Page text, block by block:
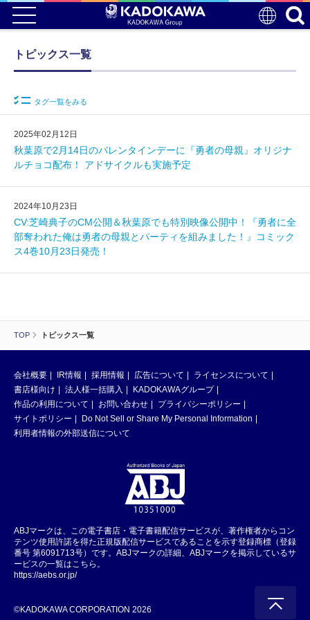
TOP トピックス一覧
トピックス一覧
タグ一覧をみる
2025年02月12日
秋葉原で2月14日のバレンタインデーに『勇者の母親』オリジナ
ルチョコ配布！ アドサイクルも実施予定
2024年10月23日
CV:芝崎典子のCM公開＆秋葉原でも特別映像公開中！『勇者に全
部奪われた俺は勇者の母親とパーティを組みました！』コミック
ス4巻10月23日発売！
会社概要 IR情報 採用情報 広告について
ライセンスについて
書店様向け
法人様一括購入
KADOKAWAグループ
作品の利用について
お問い合わせ
プライバシーポリシー
サイトポリシー
Do Not Sell or Share My Personal Information
利用者情報の外部送信について
ABJマークは、この電子書店・電子書籍配信サービスが、著作権者からコン
テンツ使用許諾を得た正規版配信サービスであることを示す登録商標（登録
番号 第6091713号）です。ABJマークの詳細、ABJマークを掲示しているサ
ービスの一覧はこちら。
https://aebs.or.jp/
©KADOKAWA CORPORATION 2026